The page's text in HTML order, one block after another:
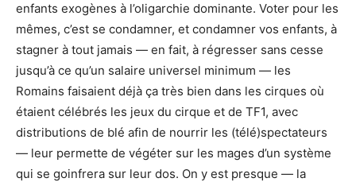
enfants exogènes à l’oligarchie dominante. Voter pour les
mêmes, c’est se condamner, et condamner vos enfants, à
stagner à tout jamais — en fait, à régresser sans cesse
jusqu’à ce qu’un salaire universel minimum — les
Romains faisaient déjà ça très bien dans les cirques où
étaient célébrés les jeux du cirque et de TF1, avec
distributions de blé afin de nourrir les (télé)spectateurs
— leur permette de végéter sur les mages d’un système
qui se goinfrera sur leur dos. On y est presque — la